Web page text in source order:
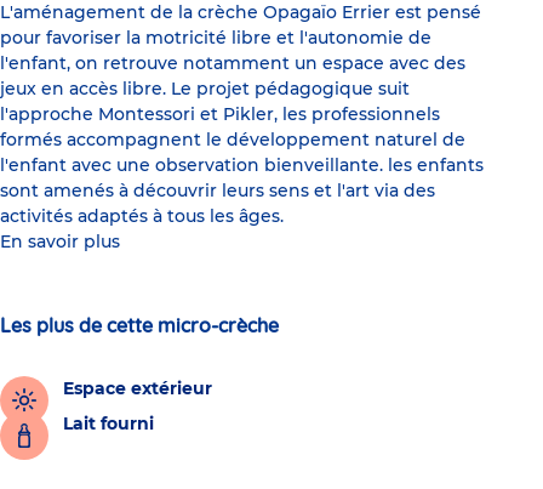
L'aménagement de la crèche Opagaïo Errier est pensé
pour favoriser la motricité libre et l'autonomie de
l'enfant, on retrouve notamment un espace avec des
jeux en accès libre. Le projet pédagogique suit
l'approche Montessori et Pikler, les professionnels
formés accompagnent le développement naturel de
l'enfant avec une observation bienveillante. les enfants
sont amenés à découvrir leurs sens et l'art via des
activités adaptés à tous les âges.
En savoir plus
Les plus de cette micro-crèche
Espace extérieur
Lait fourni